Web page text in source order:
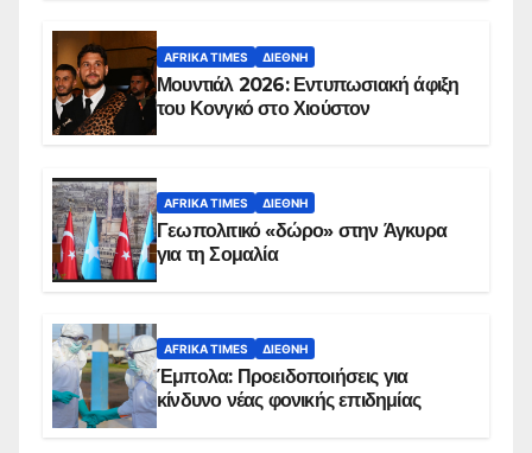
AFRIKA TIMES ΔΙΕΘΝΉ
Μουντιάλ 2026: Εντυπωσιακή άφιξη
του Κονγκό στο Χιούστον
AFRIKA TIMES ΔΙΕΘΝΉ
Γεωπολιτικό «δώρο» στην Άγκυρα
για τη Σομαλία
AFRIKA TIMES ΔΙΕΘΝΉ
Έμπολα: Προειδοποιήσεις για
κίνδυνο νέας φονικής επιδημίας